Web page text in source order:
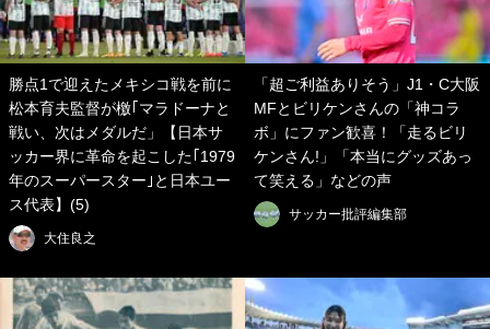
勝点1で迎えたメキシコ戦を前に
松本育夫監督が檄｢マラドーナと
戦い、次はメダルだ」【日本サ
ッカー界に革命を起こした｢1979
年のスーパースター｣と日本ユー
ス代表】(5)
大住良之
「超ご利益ありそう」J1・C大阪
MFとビリケンさんの「神コラ
ボ」にファン歓喜！「走るビリ
ケンさん!」「本当にグッズあっ
て笑える」などの声
サッカー批評編集部